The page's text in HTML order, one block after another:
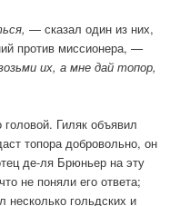
— сказал один из них,
против миссионера,—
их, а мне дай топор,
Гиляк объявил
топора добровольно, он
де-ля Брюньер на эту
не поняли его ответа;
несколько гольдских и